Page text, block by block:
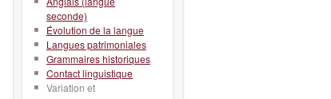
seconde)
Évolution de la langue
Langues patrimoniales
Grammaires historiques
Contact linguistique
Variation et